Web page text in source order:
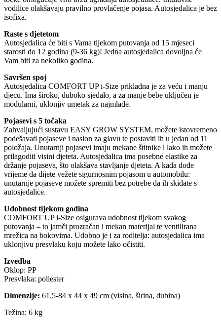
vodilice olakšavaju pravilno provlačenje pojasa. Autosjedalica je bez
isofixa.
Raste s djetetom
Autosjedalica će biti s Vama tijekom putovanja od 15 mjeseci
starosti do 12 godina (9-36 kg)! Jedna autosjedalica dovoljna će
Vam biti za nekoliko godina.
Savršen spoj
Autosjedalica COMFORT UP i-Size prikladna je za veću i manju
djecu. Ima široko, duboko sjedalo, a za manje bebe uključen je
modularni, uklonjiv umetak za najmlađe.
Pojasevi s 5 točaka
Zahvaljujući sustavu EASY GROW SYSTEM, možete istovremeno
podešavati pojaseve i naslon za glavu te postaviti ih u jedan od 11
položaja. Unutarnji pojasevi imaju mekane štitnike i lako ih možete
prilagoditi visini djeteta. Autosjedalica ima posebne elastike za
držanje pojaseva, što olakšava stavljanje djeteta. A kada dođe
vrijeme da dijete vežete sigurnosnim pojasom u automobilu:
unutarnje pojaseve možete spremiti bez potrebe da ih skidate s
autosjedalice.
Udobnost tijekom godina
COMFORT UP i-Size osigurava udobnost tijekom svakog
putovanja – to jamči prozračan i mekan materijal te ventilirana
mrežica na bokovima. Udobno je i za roditelja: autosjedalica ima
uklonjivu presvlaku koju možete lako očistiti.
Izvedba
Oklop: PP
Presvlaka: poliester
Dimenzije: 61,5-84 x 44 x 49 cm (visina, širina, dubina)
Težina: 6 kg